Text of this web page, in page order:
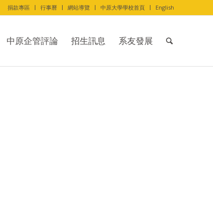
捐款專區 行事曆 網站導覽 中原大學學校首頁 English
中原企管評論 招生訊息 系友發展